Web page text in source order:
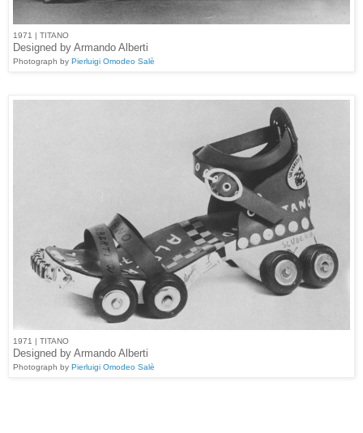
1971 | TITANO
Designed by Armando Alberti
Photograph by Pierluigi Omodeo Salè
1971 | TITANO
Designed by Armando Alberti
Photograph by Pierluigi Omodeo Salè